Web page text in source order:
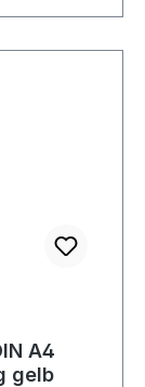
A4
gelb